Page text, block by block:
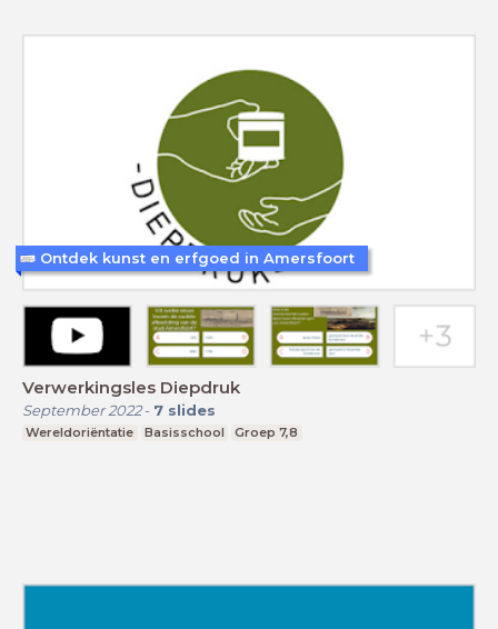
Verwerkingsles Diepdruk
September 2022- 7 slides
Wereldoriëntatie Basisschool Groep 7,8
Ontdek kunst en erfgoed in Amersfoort